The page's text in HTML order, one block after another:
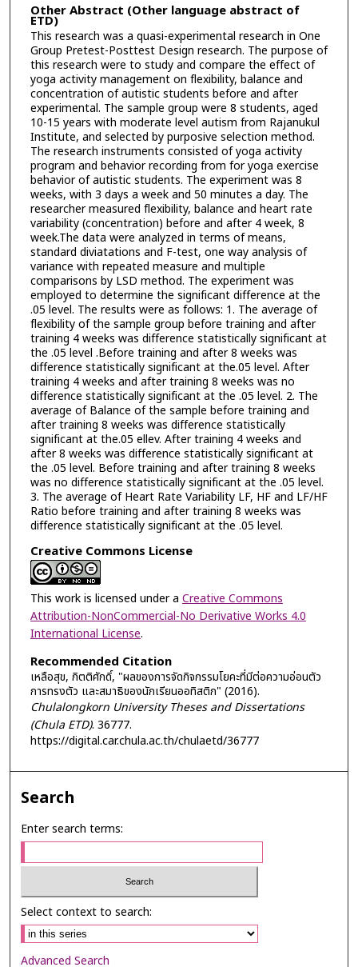
Other Abstract (Other language abstract of
ETD)
This research was a quasi-experimental research in One
Group Pretest-Posttest Design research. The purpose of
this research were to study and compare the effect of
yoga activity management on flexibility, balance and
concentration of autistic students before and after
experimental. The sample group were 8 students, aged
10-15 years with moderate level autism from Rajanukul
Institute, and selected by purposive selection method.
The research instruments consisted of yoga activity
program and behavior recording from for yoga exercise
behavior of autistic students. The experiment was 8
weeks, with 3 days a week and 50 minutes a day. The
researcher measured flexibility, balance and heart rate
variability (concentration) before and after 4 week, 8
week.The data were analyzed in terms of means,
standard diviatations and F-test, one way analysis of
variance with repeated measure and multiple
comparisons by LSD method. The experiment was
employed to determine the significant difference at the
.05 level. The results were as follows: 1. The average of
flexibility of the sample group before training and after
training 4 weeks was difference statistically significant at
the .05 level .Before training and after 8 weeks was
difference statistically significant at the.05 level. After
training 4 weeks and after training 8 weeks was no
difference statistically significant at the .05 level. 2. The
average of Balance of the sample before training and
after training 8 weeks was difference statistically
significant at the.05 ellev. After training 4 weeks and
after 8 weeks was difference statistically significant at
the .05 level. Before training and after training 8 weeks
was no difference statistically significant at the .05 level.
3. The average of Heart Rate Variability LF, HF and LF/HF
Ratio before training and after training 8 weeks was
difference statistically significant at the .05 level.
Creative Commons License
This work is licensed under a Creative Commons
Attribution-NonCommercial-No Derivative Works 4.0
International License.
Recommended Citation
เหลือสุข, กิตติศักดิ์, "ผลของการจัดกิจกรรมโยคะที่มีต่อความอ่อนตัว
การทรงตัว และสมาธิของนักเรียนออทิสติก" (2016).
Chulalongkorn University Theses and Dissertations
(Chula ETD). 36777.
https://digital.car.chula.ac.th/chulaetd/36777
Search
Enter search terms:
Select context to search:
Advanced Search